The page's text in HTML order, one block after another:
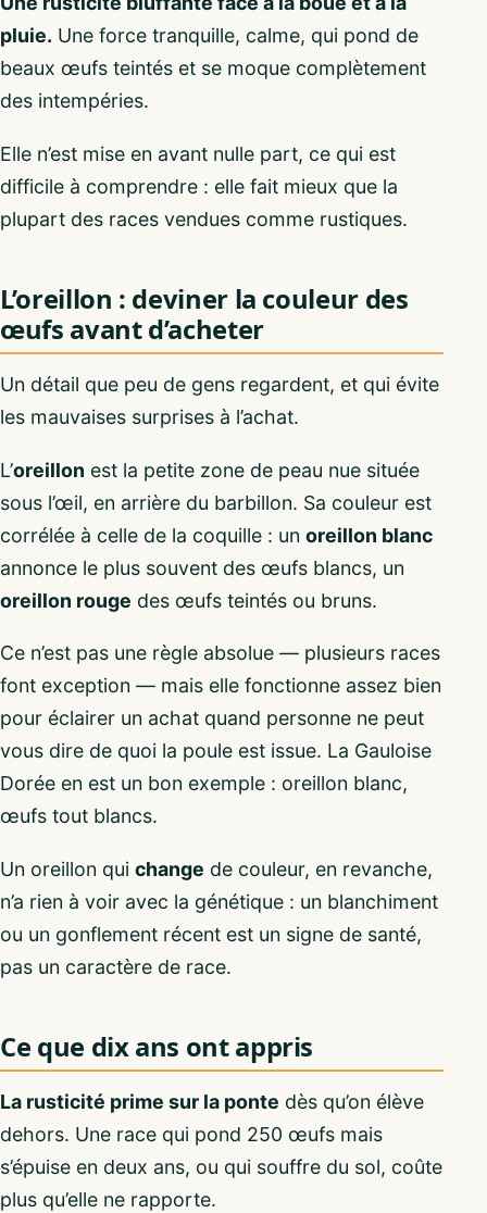
pluie. Une force tranquille, calme, qui pond de
beaux œufs teintés et se moque complètement
des intempéries.
Elle n’est mise en avant nulle part, ce qui est
difficile à comprendre : elle fait mieux que la
plupart des races vendues comme rustiques.
L’oreillon : deviner la couleur des
œufs avant d’acheter
Un détail que peu de gens regardent, et qui évite
les mauvaises surprises à l’achat.
L’oreillon est la petite zone de peau nue située
sous l’œil, en arrière du barbillon. Sa couleur est
corrélée à celle de la coquille : un oreillon blanc
annonce le plus souvent des œufs blancs, un
oreillon rouge des œufs teintés ou bruns.
Ce n’est pas une règle absolue — plusieurs races
font exception — mais elle fonctionne assez bien
pour éclairer un achat quand personne ne peut
vous dire de quoi la poule est issue. La Gauloise
Dorée en est un bon exemple : oreillon blanc,
œufs tout blancs.
Un oreillon qui change de couleur, en revanche,
n’a rien à voir avec la génétique : un blanchiment
ou un gonflement récent est un signe de santé,
pas un caractère de race.
Ce que dix ans ont appris
La rusticité prime sur la ponte dès qu’on élève
dehors. Une race qui pond 250 œufs mais
s’épuise en deux ans, ou qui souffre du sol, coûte
plus qu’elle ne rapporte.